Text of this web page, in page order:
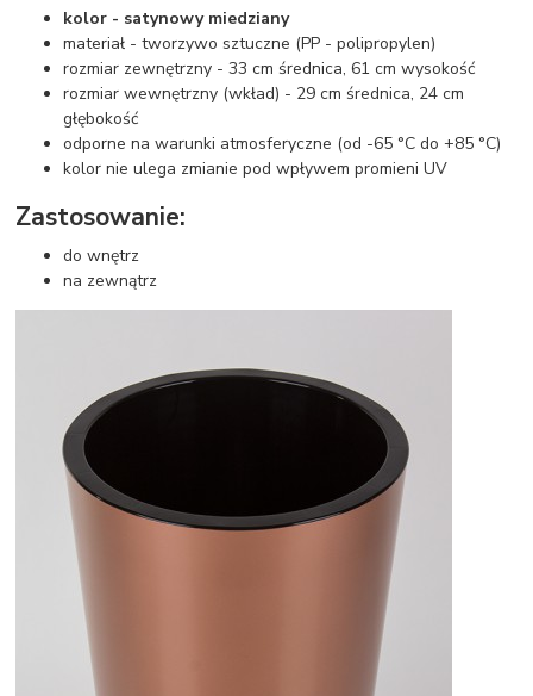
kolor - satynowy miedziany
materiał - tworzywo sztuczne (PP - polipropylen)
rozmiar zewnętrzny - 33 cm średnica, 61 cm wysokość
rozmiar wewnętrzny (wkład) - 29 cm średnica, 24 cm
głębokość
odporne na warunki atmosferyczne (od -65 °C do +85 °C)
kolor nie ulega zmianie pod wpływem promieni UV
Zastosowanie:
do wnętrz
na zewnątrz